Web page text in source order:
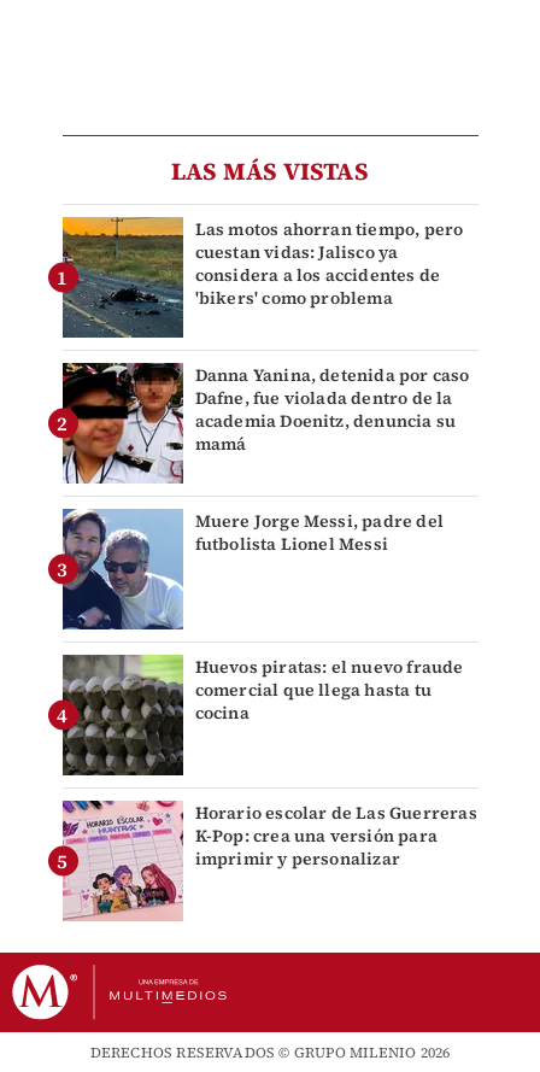
LAS MÁS VISTAS
Las motos ahorran tiempo, pero
cuestan vidas: Jalisco ya
considera a los accidentes de
'bikers' como problema
Danna Yanina, detenida por caso
Dafne, fue violada dentro de la
academia Doenitz, denuncia su
mamá
Muere Jorge Messi, padre del
futbolista Lionel Messi
Huevos piratas: el nuevo fraude
comercial que llega hasta tu
cocina
Horario escolar de Las Guerreras
K-Pop: crea una versión para
imprimir y personalizar
DERECHOS RESERVADOS © GRUPO MILENIO 2026